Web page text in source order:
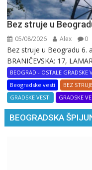
Bez struje u
05/08/2026 Alex 0
Bez struje u Beogradu 6.
BRANIČEVSKA: 17,
BEOGRAD - OSTALE GRADSKE
Beogradske vesti
BEZ
GRADSKE VESTI
GRADSKE
BEOGRADSKA